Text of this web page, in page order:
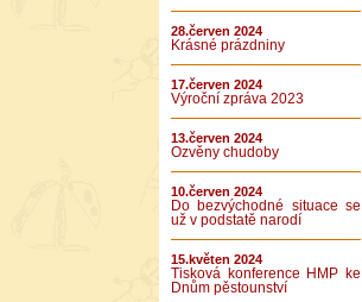
28.červen 2024
Krásné prázdniny
17.červen 2024
Výroční zpráva 2023
13.červen 2024
Ozvěny chudoby
10.červen 2024
Do bezvýchodné situace se
už v podstatě narodí
15.květen 2024
Tisková konference HMP ke
Dnům pěstounství